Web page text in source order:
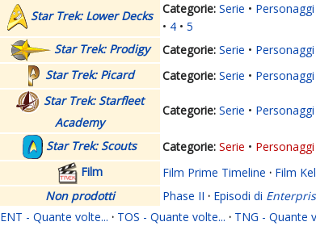
Star Trek: Lower Decks
Serie Personaggi
4
5
Star Trek: Prodigy
Serie Personaggi
Star Trek: Picard
Serie Personaggi
Star Trek: Starfleet
Academy
Serie Personaggi
Star Trek: Scouts Serie Personaggi
Film
Film Prime Timeline · Film
Non prodotti
Phase II · Episodi di
ENT - Quante volte... · TOS - Quante volte... · TNG - Quante